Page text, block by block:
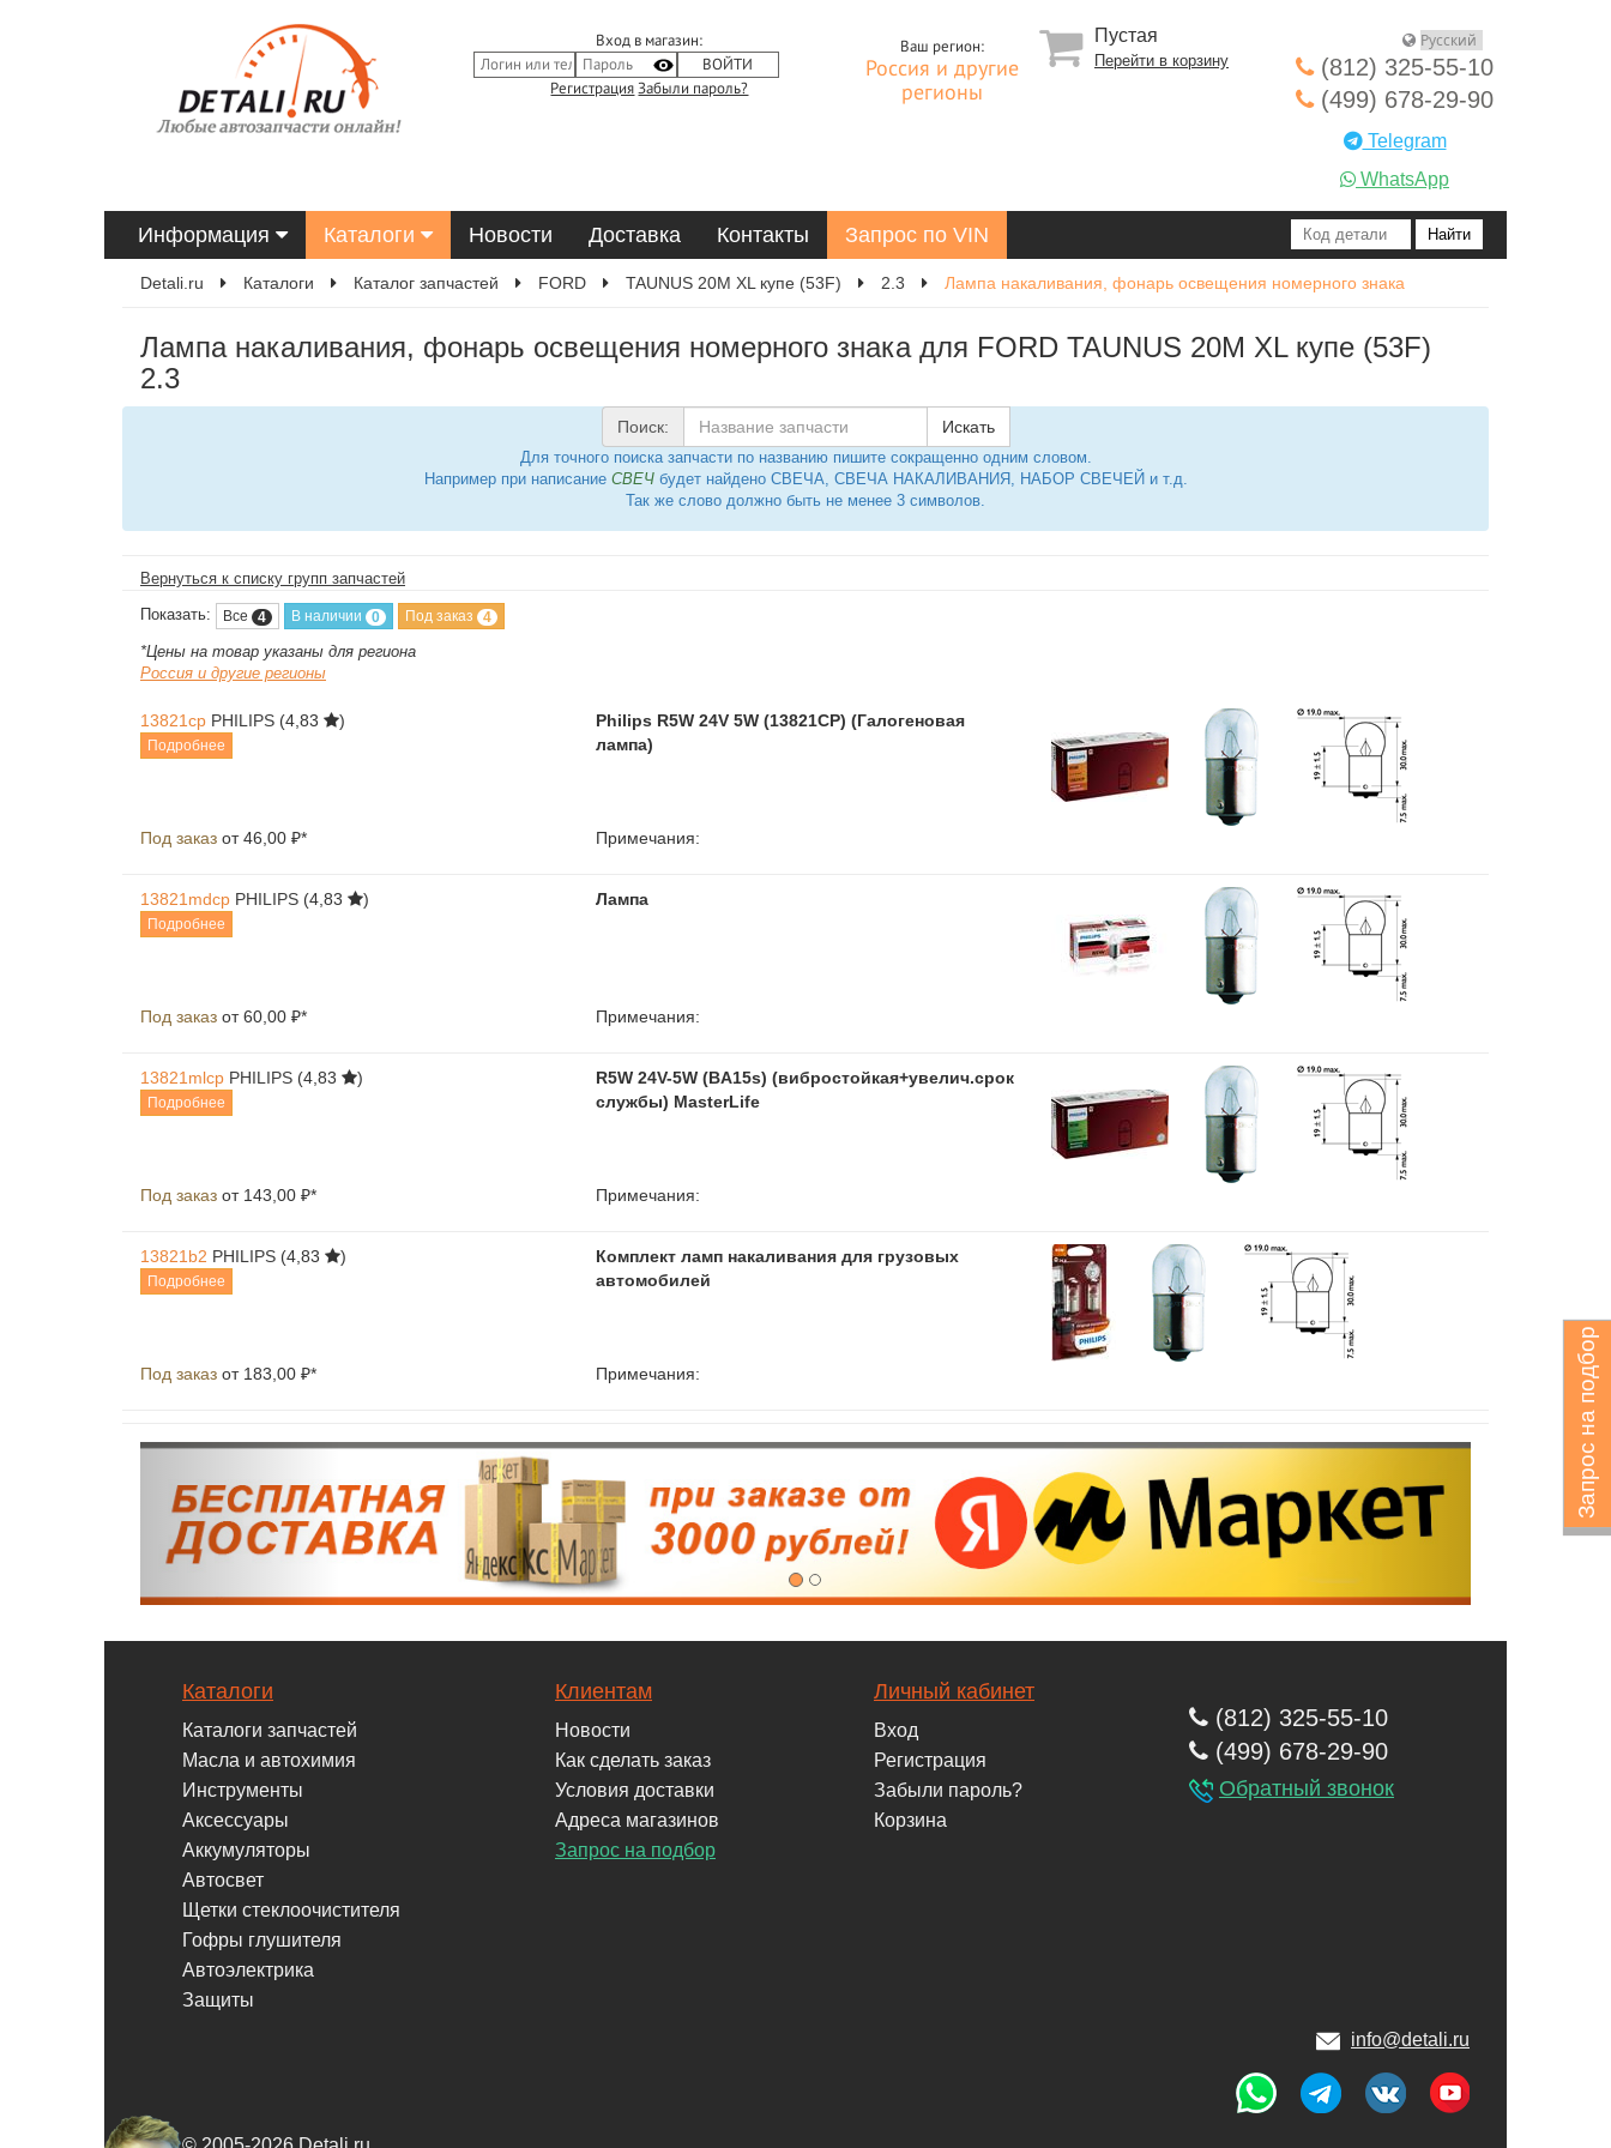
Запрос на подбор
Вход в магазин:
Регистрация Забыли пароль?
Ваш регион:
Россия и другие
регионы
Пустая
Перейти в корзину
(812) 325-55-10
(499) 678-29-90
Telegram
WhatsApp
Информация Каталоги Новости Доставка Контакты Запрос по VIN
Detali.ru Каталоги Каталог запчастей FORD TAUNUS 20M XL купе (53F) 2.3 Лампа накаливания, фонарь освещения номерного знака
Лампа накаливания, фонарь освещения номерного знака для FORD TAUNUS 20M XL купе (53F)
2.3
Поиск: Искать
Для точного поиска запчасти по названию пишите сокращенно одним словом.
Например при написание СВЕЧбудет найдено СВЕЧА, СВЕЧА НАКАЛИВАНИЯ, НАБОР СВЕЧЕЙ и т.д.
Так же слово должно быть не менее 3 символов.
Вернуться к списку групп запчастей
Показать: Все 4 В наличии 0 Под заказ 4
*Цены на товар указаны для региона
Россия и другие регионы
13821cp PHILIPS (4,83 )
Подробнее
Philips R5W 24V 5W (13821CP) (Галогеновая
лампа)
Под заказ от 46,00 ₽* Примечания:
13821mdcp PHILIPS (4,83 )
Подробнее
Лампа
Под заказ от 60,00 ₽* Примечания:
13821mlcp PHILIPS (4,83 )
Подробнее
R5W 24V-5W (BA15s) (вибростойкая+увелич.срок
службы) MasterLife
Под заказ от 143,00 ₽* Примечания:
13821b2 PHILIPS (4,83 )
Подробнее
Комплект ламп накаливания для грузовых
автомобилей
Под заказ от 183,00 ₽* Примечания:
Каталоги
Каталоги запчастей
Масла и автохимия
Инструменты
Аксессуары
Аккумуляторы
Автосвет
Щетки стеклоочистителя
Гофры глушителя
Автоэлектрика
Защиты
Клиентам
Новости
Как сделать заказ
Условия доставки
Адреса магазинов
Запрос на подбор
Личный кабинет
Вход
Регистрация
Забыли пароль?
Корзина
(812) 325-55-10
(499) 678-29-90
Обратный звонок
info@detali.ru